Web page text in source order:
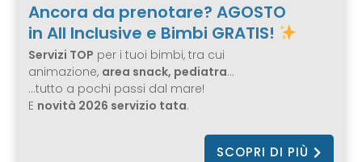
Ancora da prenotare? AGOSTO
in All Inclusive e Bimbi GRATIS!
Servizi TOP per i tuoi bimbi, tra cui
animazione, area snack, pediatra…
…tutto a pochi passi dal mare!
E novità 2026 servizio tata.
SCOPRI DI PIÙ